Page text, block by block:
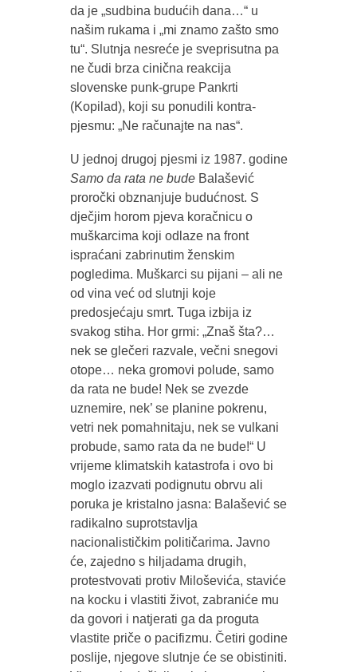
da je „sudbina budućih dana…“ u
našim rukama i „mi znamo zašto smo
tu“. Slutnja nesreće je sveprisutna pa
ne čudi brza cinična reakcija
slovenske punk-grupe Pankrti
(Kopilad), koji su ponudili kontra-
pjesmu: „Ne računajte na nas“.
U jednoj drugoj pjesmi iz 1987. godine
Samo da rata ne budeBalašević
proročki obznanjuje budućnost. S
dječjim horom pjeva koračnicu o
muškarcima koji odlaze na front
ispraćani zabrinutim ženskim
pogledima. Muškarci su pijani – ali ne
od vina već od slutnji koje
predosjećaju smrt. Tuga izbija iz
svakog stiha. Hor grmi: „Znaš šta?…
nek se glečeri razvale, večni snegovi
otope… neka gromovi polude, samo
da rata ne bude! Nek se zvezde
uznemire, nek’ se planine pokrenu,
vetri nek pomahnitaju, nek se vulkani
probude, samo rata da ne bude!“ U
vrijeme klimatskih katastrofa i ovo bi
moglo izazvati podignutu obrvu ali
poruka je kristalno jasna: Balašević se
radikalno suprotstavlja
nacionalističkim političarima. Javno
će, zajedno s hiljadama drugih,
protestvovati protiv Miloševića, staviće
na kocku i vlastiti život, zabraniće mu
da govori i natjerati ga da proguta
vlastite priče o pacifizmu. Četiri godine
poslije, njegove slutnje će se obistiniti.